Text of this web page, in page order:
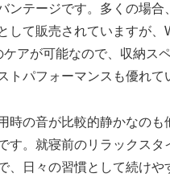
ンテージです。多くの場合
して販売されていますが、
ケアが可能なので、収納ス
トパフォーマンスも優れて
時の音が比較的静かなのも
す。就寝前のリラックスタ
、日々の習慣として続けや